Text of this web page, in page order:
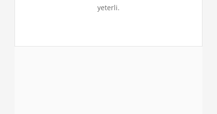
yeterli.